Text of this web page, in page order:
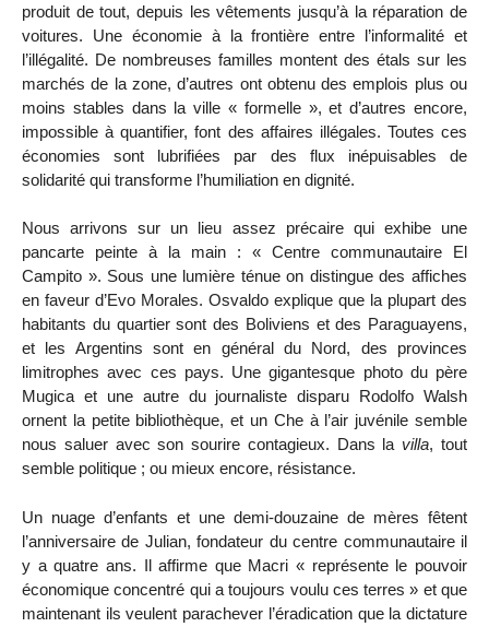
produit de tout, depuis les vêtements jusqu’à la réparation de
voitures. Une économie à la frontière entre l’informalité et
l’illégalité. De nombreuses familles montent des étals sur les
marchés de la zone, d’autres ont obtenu des emplois plus ou
moins stables dans la ville « formelle », et d’autres encore,
impossible à quantifier, font des affaires illégales. Toutes ces
économies sont lubrifiées par des flux inépuisables de
solidarité qui transforme l’humiliation en dignité.
Nous arrivons sur un lieu assez précaire qui exhibe une
pancarte peinte à la main : « Centre communautaire El
Campito ». Sous une lumière ténue on distingue des affiches
en faveur d’Evo Morales. Osvaldo explique que la plupart des
habitants du quartier sont des Boliviens et des Paraguayens,
et les Argentins sont en général du Nord, des provinces
limitrophes avec ces pays. Une gigantesque photo du père
Mugica et une autre du journaliste disparu Rodolfo Walsh
ornent la petite bibliothèque, et un Che à l’air juvénile semble
nous saluer avec son sourire contagieux. Dans la villa, tout
semble politique ; ou mieux encore, résistance.
Un nuage d’enfants et une demi-douzaine de mères fêtent
l’anniversaire de Julian, fondateur du centre communautaire il
y a quatre ans. Il affirme que Macri « représente le pouvoir
économique concentré qui a toujours voulu ces terres » et que
maintenant ils veulent parachever l’éradication que la dictature